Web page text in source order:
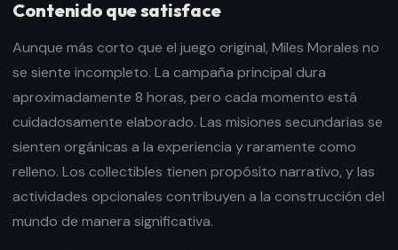
Contenido que satisface
Aunque más corto que el juego original, Miles Morales no
se siente incompleto. La campaña principal dura
aproximadamente 8 horas, pero cada momento está
cuidadosamente elaborado. Las misiones secundarias se
sienten orgánicas a la experiencia y raramente como
relleno. Los collectibles tienen propósito narrativo, y las
actividades opcionales contribuyen a la construcción del
mundo de manera significativa.